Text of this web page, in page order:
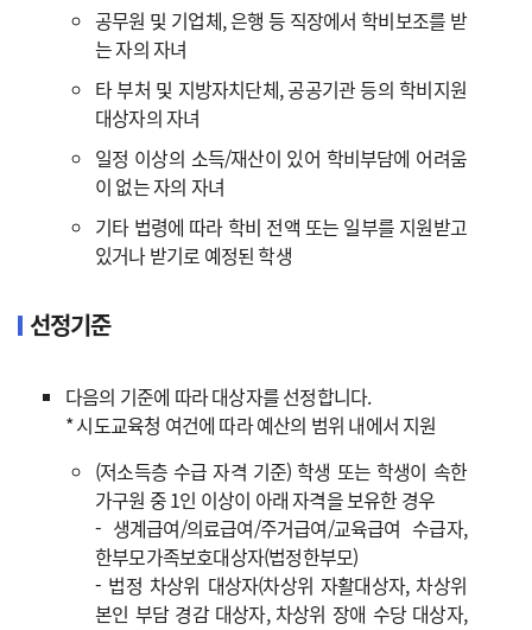
공무원 및 기업체, 은행 등 직장에서 학비보조를 받
는 자의 자녀
타 부처 및 지방자치단체, 공공기관 등의 학비지원
대상자의 자녀
일정 이상의 소득/재산이 있어 학비부담에 어려움
이 없는 자의 자녀
기타 법령에 따라 학비 전액 또는 일부를 지원받고
있거나 받기로 예정된 학생
선정기준
다음의 기준에 따라 대상자를 선정합니다.
* 시도교육청 여건에 따라 예산의 범위 내에서 지원
(저소득층 수급 자격 기준) 학생 또는 학생이 속한
가구원 중 1인 이상이 아래 자격을 보유한 경우
- 생계급여/의료급여/주거급여/교육급여 수급자,
한부모가족보호대상자(법정한부모)
- 법정 차상위 대상자(차상위 자활대상자, 차상위
본인 부담 경감 대상자, 차상위 장애 수당 대상자,